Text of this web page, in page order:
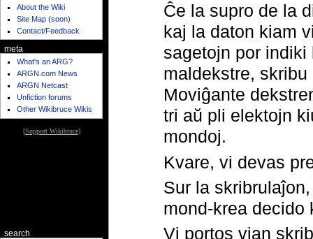
Ĉe la supro de la
kaj la daton kiam
sagetojn por
maldekstre,
Moviĝante
tri aŭ pli elektojn
mondoj.
Kvare, vi devas
Sur la
mond-krea decido
Vi portos vian
About the Wiki
Site Map (soon)
Contact/Feedback
meta
What's an ARG?
ARGN.com News
ARGN Netcast
Unfiction forums
Other Wikibruce Wikis
[Support Wikibruce]
search